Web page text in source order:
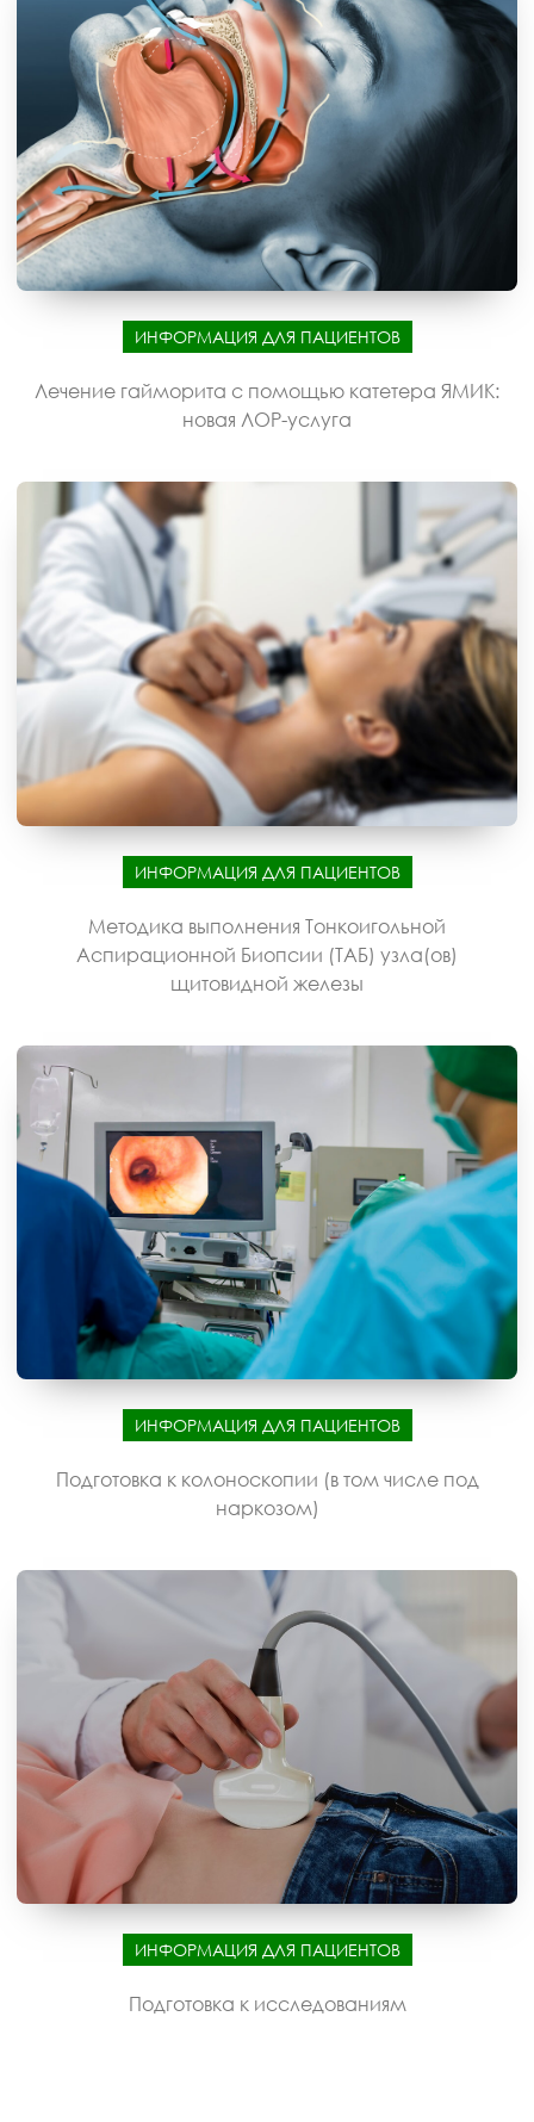
ИНФОРМАЦИЯ ДЛЯ ПАЦИЕНТОВ
Лечение гайморита с помощью катетера ЯМИК:
новая ЛОР-услуга
ИНФОРМАЦИЯ ДЛЯ ПАЦИЕНТОВ
Методика выполнения Тонкоигольной
Аспирационной Биопсии (ТАБ) узла(ов)
щитовидной железы
ИНФОРМАЦИЯ ДЛЯ ПАЦИЕНТОВ
Подготовка к колоноскопии (в том числе под
наркозом)
ИНФОРМАЦИЯ ДЛЯ ПАЦИЕНТОВ
Подготовка к исследованиям